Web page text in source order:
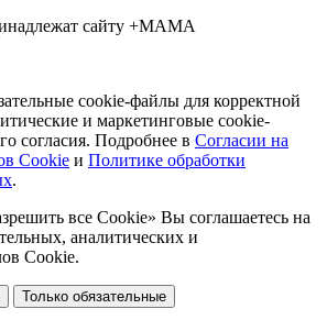
сайту +МАМА
cookie-файлы для корректной
и маркетинговые cookie-
согласия. Подробнее в Согласии на
Cookie и Политике обработки
.
все Cookie» Вы соглашаетесь на
аналитических и
Cookie.
Только обязательные